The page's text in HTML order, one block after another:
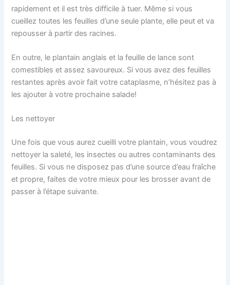
rapidement et il est très difficile à tuer. Même si vous
cueillez toutes les feuilles d’une seule plante, elle peut et va
repousser à partir des racines.
En outre, le plantain anglais et la feuille de lance sont
comestibles et assez savoureux. Si vous avez des feuilles
restantes après avoir fait votre cataplasme, n’hésitez pas à
les ajouter à votre prochaine salade!
Les nettoyer
Une fois que vous aurez cueilli votre plantain, vous voudrez
nettoyer la saleté, les insectes ou autres contaminants des
feuilles. Si vous ne disposez pas d’une source d’eau fraîche
et propre, faites de votre mieux pour les brosser avant de
passer à l’étape suivante.